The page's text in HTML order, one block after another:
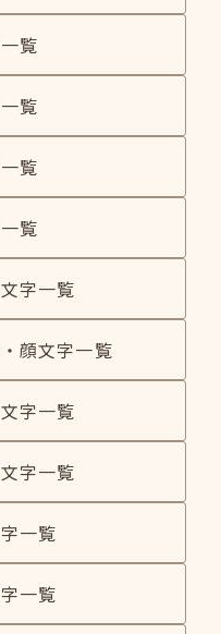
覧
覧
覧
覧
字一覧
顔文字一覧
字一覧
字一覧
一覧
一覧